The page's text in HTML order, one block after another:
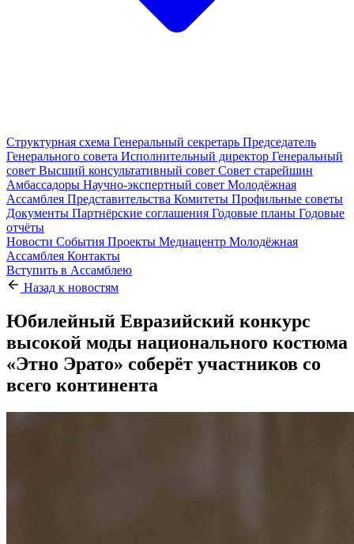
Структурная схема Генеральный секретарь Председатель
Генерального совета Исполнительный директор Генеральный
совет Высший консультативный совет Совет старейшин
Амбассадоры Научно-экспертный совет Молодёжная
Ассамблея Представительства Комитеты Профильные советы
Документы Партнёрские соглашения Годовые планы Годовые
отчёты
Новости События Проекты Медиацентр Молодёжная
Ассамблея Контакты
Вступить в Ассамблею
Назад к новостям
Юбилейный Евразийский конкурс
высокой моды национального костюма
«Этно Эрато» соберёт участников со
всего континента